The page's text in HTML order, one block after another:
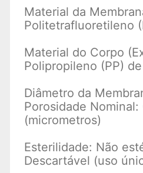
Material da
Politetrafluoretileno
Material do Corpo
Polipropileno (PP)
Diâmetro da
Porosidade Nominal:
(micrometros)
Esterilidade: Não
Descartável (uso